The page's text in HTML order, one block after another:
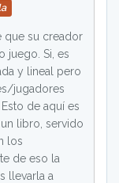
que su creador
juego. Si, es
y lineal pero
jugadores
de aquí es
libro, servido
los
de eso la
llevarla a